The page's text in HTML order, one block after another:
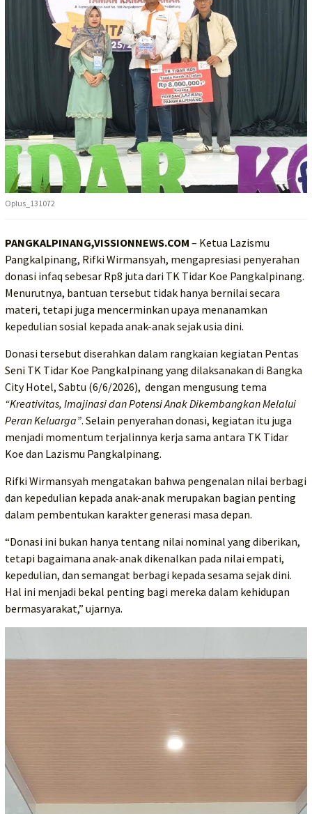
Oplus_131072
PANGKALPINANG,VISSIONNEWS.COM – Ketua Lazismu
Pangkalpinang, Rifki Wirmansyah, mengapresiasi penyerahan
donasi infaq sebesar Rp8 juta dari TK Tidar Koe Pangkalpinang.
Menurutnya, bantuan tersebut tidak hanya bernilai secara
materi, tetapi juga mencerminkan upaya menanamkan
kepedulian sosial kepada anak-anak sejak usia dini.
Donasi tersebut diserahkan dalam rangkaian kegiatan Pentas
Seni TK Tidar Koe Pangkalpinang yang dilaksanakan di Bangka
City Hotel, Sabtu (6/6/2026), dengan mengusung tema
“Kreativitas, Imajinasi dan Potensi Anak Dikembangkan Melalui
Peran Keluarga”. Selain penyerahan donasi, kegiatan itu juga
menjadi momentum terjalinnya kerja sama antara TK Tidar
Koe dan Lazismu Pangkalpinang.
Rifki Wirmansyah mengatakan bahwa pengenalan nilai berbagi
dan kepedulian kepada anak-anak merupakan bagian penting
dalam pembentukan karakter generasi masa depan.
“Donasi ini bukan hanya tentang nilai nominal yang diberikan,
tetapi bagaimana anak-anak dikenalkan pada nilai empati,
kepedulian, dan semangat berbagi kepada sesama sejak dini.
Hal ini menjadi bekal penting bagi mereka dalam kehidupan
bermasyarakat,” ujarnya.